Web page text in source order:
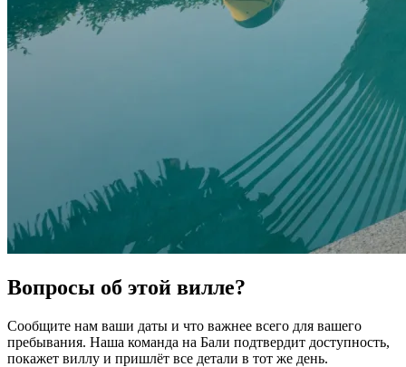
Вопросы об этой вилле?
Сообщите нам ваши даты и что важнее всего для вашего
пребывания. Наша команда на Бали подтвердит доступность,
покажет виллу и пришлёт все детали в тот же день.